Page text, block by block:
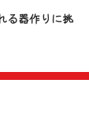
る器作りに挑